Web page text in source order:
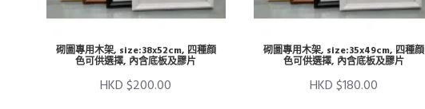
砌圖專用木架, size:38x52cm, 四種顔
色可供選擇, 內含底板及膠片
HKD $200.00
砌圖專用木架, size:35x49cm, 四種顔
色可供選擇, 內含底板及膠片
HKD $180.00